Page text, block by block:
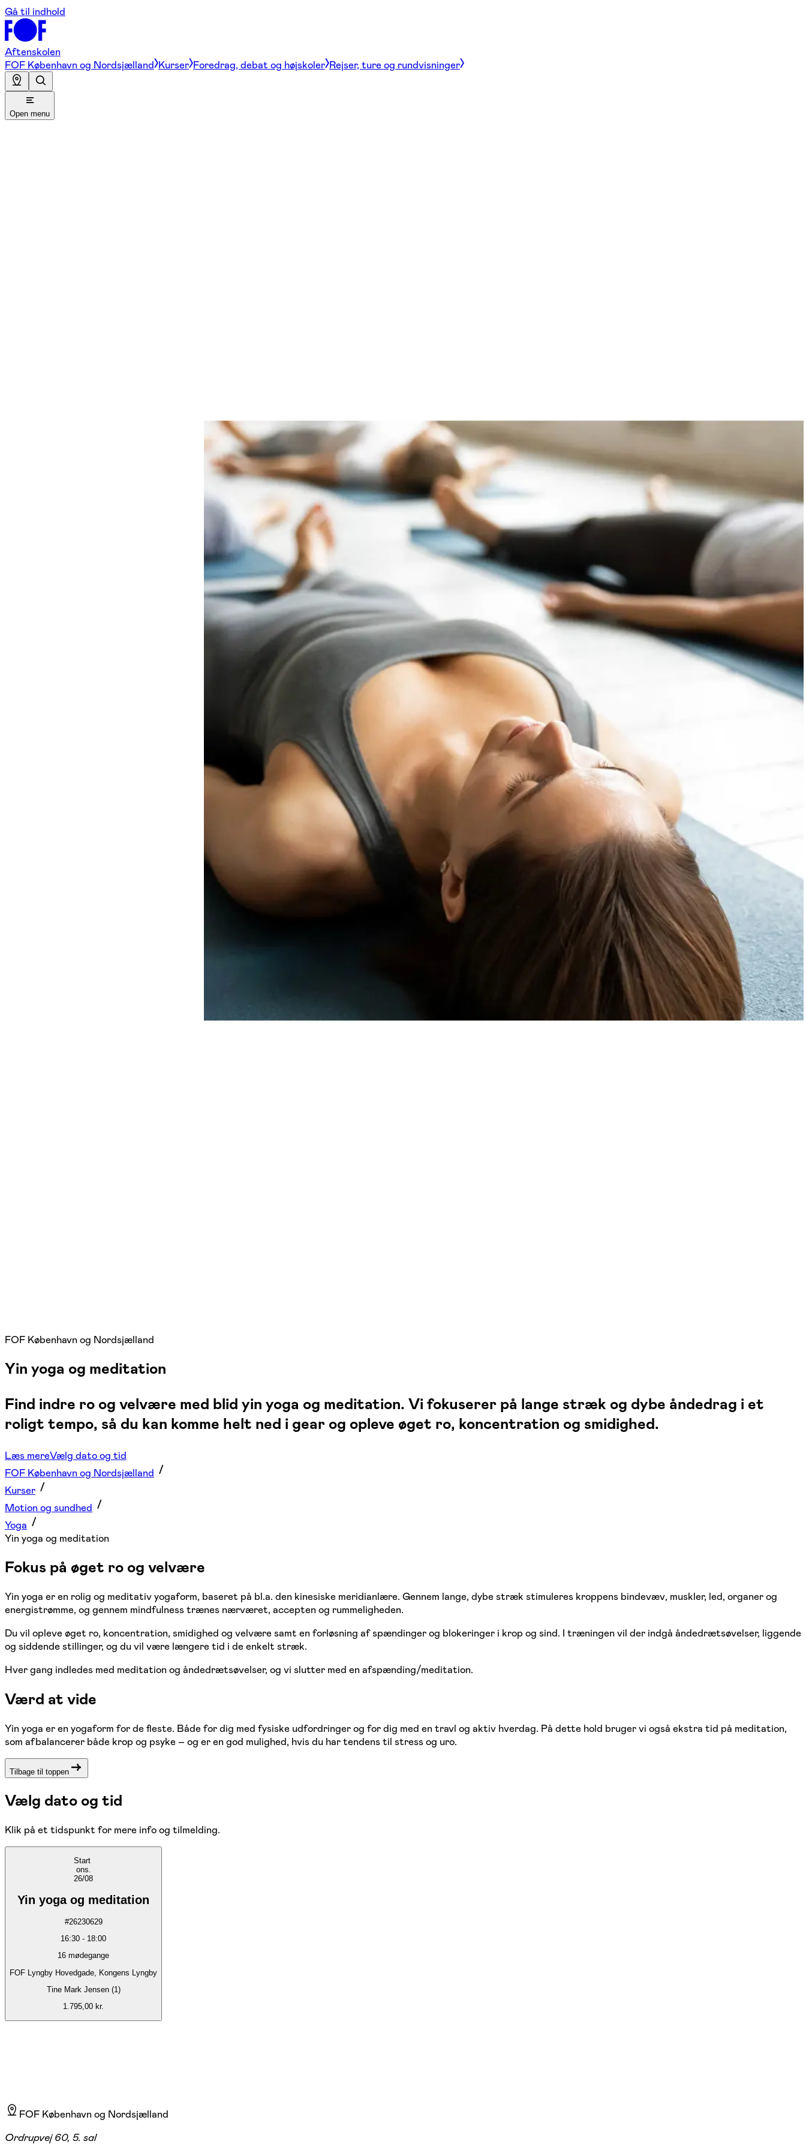
Gå til indhold
Aftenskolen
FOF København og Nordsjælland Kurser Foredrag, debat og højskoler Rejser, ture og rundvisninger
Open menu
FOF København og Nordsjælland
Yin yoga og meditation
Find indre ro og velvære med blid yin yoga og meditation. Vi fokuserer på lange stræk og dybe åndedrag i et
roligt tempo, så du kan komme helt ned i gear og opleve øget ro, koncentration og smidighed.
Læs mereVælg dato og tid
FOF København og Nordsjælland
Kurser
Motion og sundhed
Yoga
Yin yoga og meditation
Fokus på øget ro og velvære
Yin yoga er en rolig og meditativ yogaform, baseret på bl.a. den kinesiske meridianlære. Gennem lange, dybe stræk stimuleres kroppens bindevæv, muskler, led, organer og
energistrømme, og gennem mindfulness trænes nærværet, accepten og rummeligheden.
Du vil opleve øget ro, koncentration, smidighed og velvære samt en forløsning af spændinger og blokeringer i krop og sind. I træningen vil der indgå åndedrætsøvelser, liggende
og siddende stillinger, og du vil være længere tid i de enkelt stræk.
Hver gang indledes med meditation og åndedrætsøvelser, og vi slutter med en afspænding/meditation.
Værd at vide
Yin yoga er en yogaform for de fleste. Både for dig med fysiske udfordringer og for dig med en travl og aktiv hverdag. På dette hold bruger vi også ekstra tid på meditation,
som afbalancerer både krop og psyke – og er en god mulighed, hvis du har tendens til stress og uro.
Tilbage til toppen
Vælg dato og tid
Klik på et tidspunkt for mere info og tilmelding.
Start
ons.
26/08
Yin yoga og meditation
#26230629
16:30 - 18:00
16 mødegange
FOF Lyngby Hovedgade, Kongens Lyngby
Tine Mark Jensen (1)
1.795,00 kr.
FOF København og Nordsjælland
Ordrupvej 60, 5. sal